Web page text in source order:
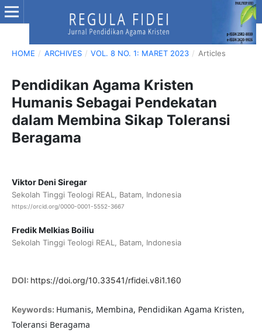
HOME / ARCHIVES / VOL. 8 NO. 1: MARET 2023 / Articles
Pendidikan Agama Kristen
Humanis Sebagai Pendekatan
dalam Membina Sikap Toleransi
Beragama
Viktor Deni Siregar
Sekolah Tinggi Teologi REAL, Batam, Indonesia
https://orcid.org/0000-0001-5552-3667
Fredik Melkias Boiliu
Sekolah Tinggi Teologi REAL, Batam, Indonesia
DOI: https://doi.org/10.33541/rfidei.v8i1.160
Keywords: Humanis, Membina, Pendidikan Agama Kristen,
Toleransi Beragama